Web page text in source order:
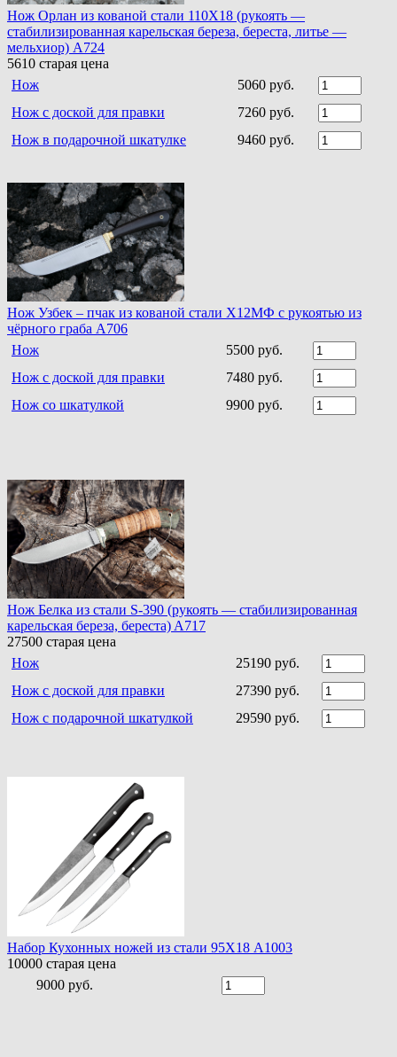
Нож Орлан из кованой стали 110Х18 (рукоять —
стабилизированная карельская береза, береста, литье —
мельхиор) A724
5610 старая цена
Нож
5060 руб.
Нож с доской для правки
7260 руб.
Нож в подарочной шкатулке
9460 руб.
Нож Узбек – пчак из кованой стали Х12МФ с рукоятью из
чёрного граба A706
Нож
5500 руб.
Нож с доской для правки
7480 руб.
Нож со шкатулкой
9900 руб.
Нож Белка из стали S-390 (рукоять — стабилизированная
карельская береза, береста) A717
27500 старая цена
Нож
25190 руб.
Нож с доской для правки
27390 руб.
Нож с подарочной шкатулкой
29590 руб.
Набор Кухонных ножей из стали 95Х18 A1003
10000 старая цена
9000 руб.